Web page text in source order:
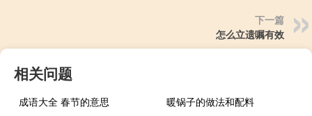
下一篇
怎么立遗嘱有效
相关问题
成语大全 春节的意思
暖锅子的做法和配料